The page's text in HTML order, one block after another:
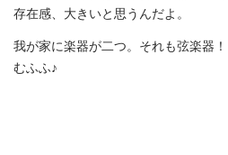
存在感、大きいと思うんだよ。
我が家に楽器が二つ。それも弦楽器！
むふふ♪